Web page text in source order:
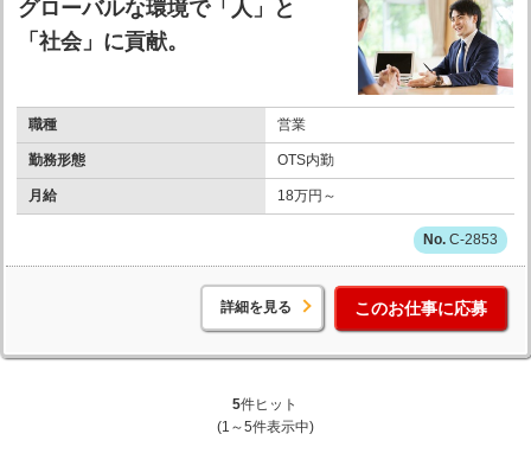
グローバルな環境で「人」と
「社会」に貢献。
職種 営業
勤務形態 OTS内勤
月給 18万円～
C-2853
詳細を見る このお仕事に応募
5件ヒット
(1～5件表示中)